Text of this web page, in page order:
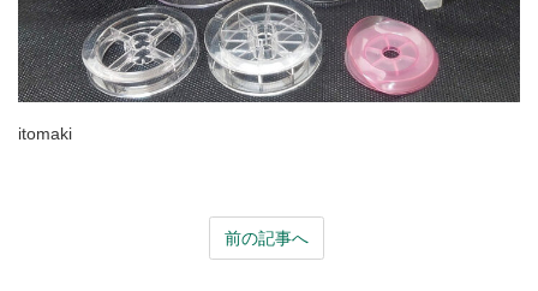
itomaki
前の記事へ